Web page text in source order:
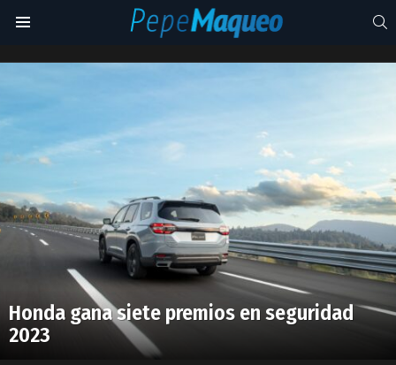
calificación
stories
Honda gana siete premios en seguridad
2023